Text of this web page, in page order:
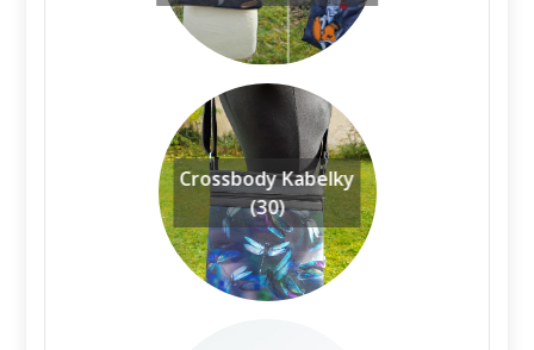
Crossbody Kabelky
(30)